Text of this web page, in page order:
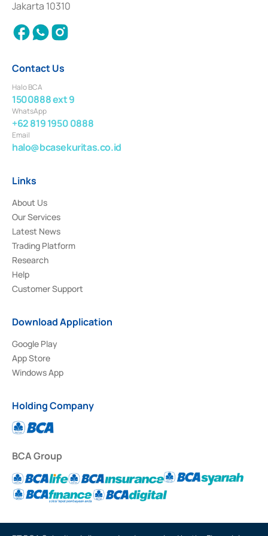
2018.
Jakarta 10310
Contact Us
Halo BCA
1500888 ext 9
WhatsApp
+62 819 1950 0888
Email
halo@bcasekuritas.co.id
Links
About Us
Our Services
Latest News
Trading Platform
Research
Help
Customer Support
Download Application
Google Play
App Store
Windows App
Holding Company
BCA Group